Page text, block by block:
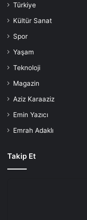
Türkiye
Kültür Sanat
Spor
Yaşam
Teknoloji
Magazin
Aziz Karaaziz
Emin Yazıcı
Emrah Adaklı
Takip Et